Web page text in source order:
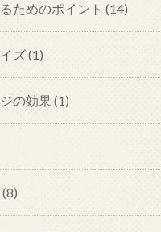
ためのポイント (14)
ズ(1)
の効果(1)
(8)